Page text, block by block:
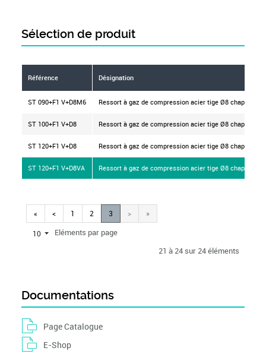
Sélection de produit
Référence Désignation
ST 090+F1 V+D8M6 Ressort à gaz de compression acier tige Ø8 chapes
ST 100+F1 V+D8 Ressort à gaz de compression acier tige Ø8 chapes
ST 120+F1 V+D8 Ressort à gaz de compression acier tige Ø8 chapes
ST 120+F1 V+D8VA Ressort à gaz de compression acier tige Ø8 chapes
« < 1 2 3 > »
10
Eléments par page
21 à 24 sur 24 éléments
Documentations
Page Catalogue
E-Shop